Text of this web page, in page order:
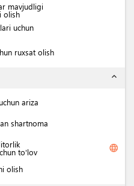
mavjudligi
olish
uchun
ruxsat olish
expand_less
ariza
shartnoma
to'lov language
olish